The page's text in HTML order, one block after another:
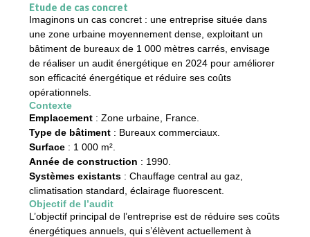
Étude de cas concret
Imaginons un cas concret : une entreprise située dans
une zone urbaine moyennement dense, exploitant un
bâtiment de bureaux de 1 000 mètres carrés, envisage
de réaliser un audit énergétique en 2024 pour améliorer
son efficacité énergétique et réduire ses coûts
opérationnels.
Contexte
Emplacement : Zone urbaine, France.
Type de bâtiment : Bureaux commerciaux.
Surface : 1 000 m².
Année de construction : 1990.
Systèmes existants : Chauffage central au gaz,
climatisation standard, éclairage fluorescent.
Objectif de l’audit
L’objectif principal de l’entreprise est de réduire ses coûts
énergétiques annuels, qui s’élèvent actuellement à